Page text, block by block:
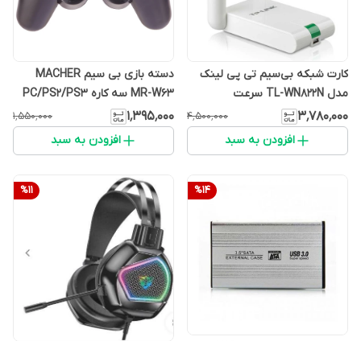
کارت شبکه بی‌سیم تی پی لینک
مدل TL-WN822N سرعت
۳۰۰Mbps
۳٬۷۸۰٬۰۰۰ ۴٬۵۰۰٬۰۰۰
افزودن به سبد
دسته بازی بی سیم MACHER
MR-W63 سه کاره PC/PS2/PS3
۱٬۳۹۵٬۰۰۰ ۱٬۵۵۰٬۰۰۰
افزودن به سبد
%14
%11